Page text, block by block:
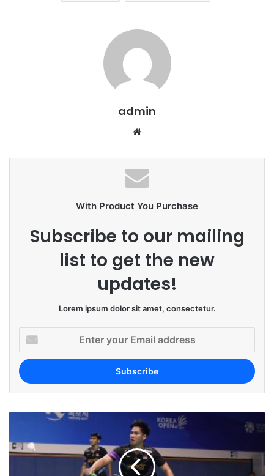
admin
te
With Product You Purchase
Subscribe to our mailing
list to get the new
updates!
Lorem ipsum dolor sit amet, consectetur.
e
o
E